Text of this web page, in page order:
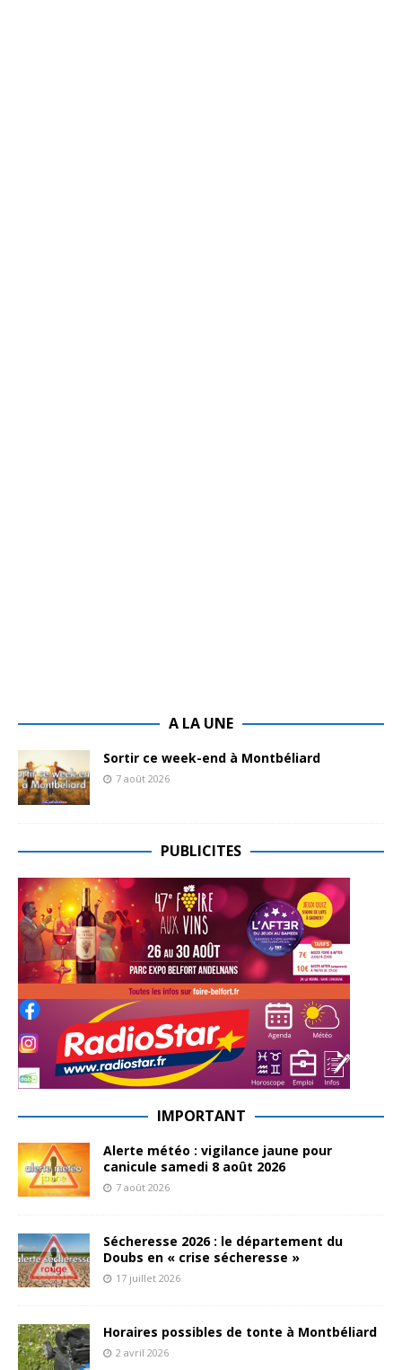
A LA UNE
Sortir ce week-end à Montbéliard
7 août 2026
PUBLICITES
IMPORTANT
Alerte météo : vigilance jaune pour
canicule samedi 8 août 2026
7 août 2026
Sécheresse 2026 : le département du
Doubs en « crise sécheresse »
17 juillet 2026
Horaires possibles de tonte à Montbéliard
2 avril 2026